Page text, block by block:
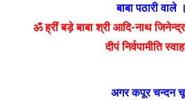
बाबा पठारी वाले
ॐ ह्रीं बड़े बाबा श्री आदि-नाथ
दीपं निर्वपामीति
अगर कपूर चन्दन